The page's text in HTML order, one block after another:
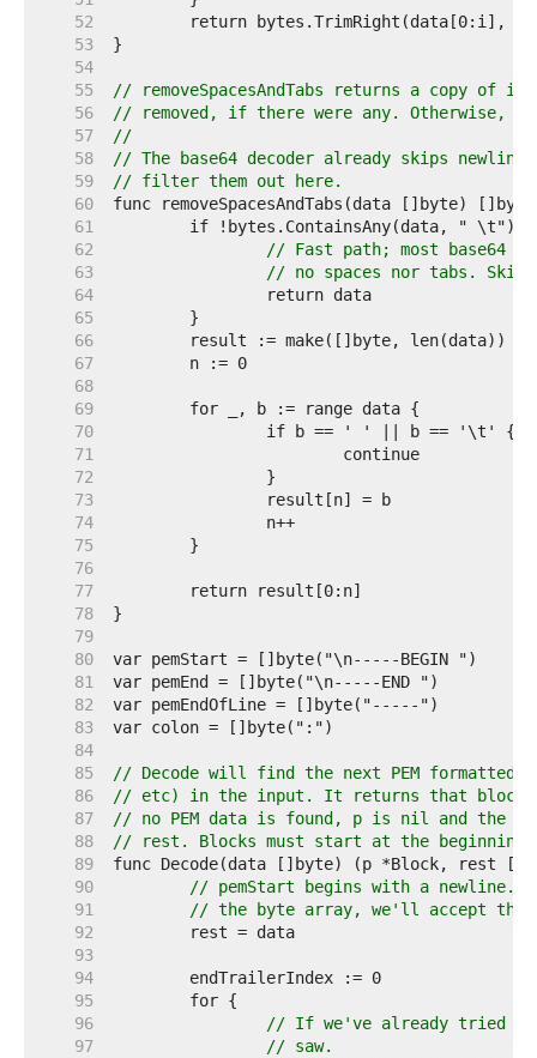
    52
    53
    54
    55
// removeSpacesAndTabs returns a copy of
    56
// removed, if there were any. Otherwise,
    57
//
    58
// The base64 decoder already skips
    59
// filter them out here.
    60
    61
    62
// Fast path; most base64
    63
// no spaces nor tabs.
    64
    65
    66
    67
    68
    69
    70
    71
    72
    73
    74
    75
    76
    77
    78
    79
    80
    81
    82
    83
    84
    85
// Decode will find the next PEM
    86
// etc) in the input. It returns that block
    87
// no PEM data is found, p is nil and the
    88
// rest. Blocks must start at the
    89
    90
// pemStart begins with a newline.
    91
// the byte array, we'll accept
    92
    93
    94
    95
    96
// If we've already tried
    97
// saw.